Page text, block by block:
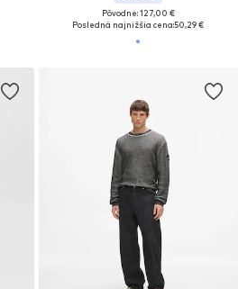
Pôvodne: 127,00 €
Posledná najnižšia cena:50,29 €